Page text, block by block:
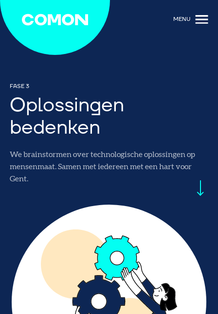
MENU
FASE 3
Oplossingen
bedenken
We brainstormen over technologische oplossingen op
mensenmaat. Samen met iedereen met een hart voor
Gent.